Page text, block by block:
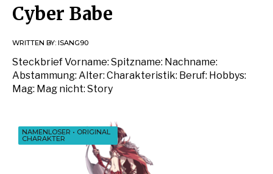
Cyber Babe
WRITTEN BY: ISANG90
Steckbrief Vorname: Spitzname: Nachname:
Abstammung: Alter: Charakteristik: Beruf: Hobbys:
Mag: Mag nicht: Story
NAMENLOSER • ORIGINAL
CHARAKTER